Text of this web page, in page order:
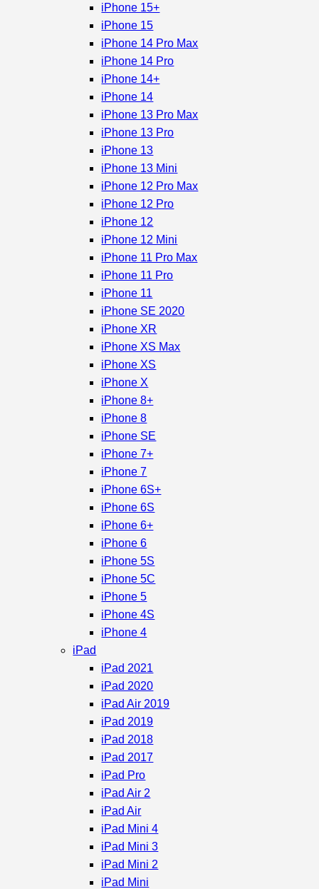
iPhone 15+
iPhone 15
iPhone 14 Pro Max
iPhone 14 Pro
iPhone 14+
iPhone 14
iPhone 13 Pro Max
iPhone 13 Pro
iPhone 13
iPhone 13 Mini
iPhone 12 Pro Max
iPhone 12 Pro
iPhone 12
iPhone 12 Mini
iPhone 11 Pro Max
iPhone 11 Pro
iPhone 11
iPhone SE 2020
iPhone XR
iPhone XS Max
iPhone XS
iPhone X
iPhone 8+
iPhone 8
iPhone SE
iPhone 7+
iPhone 7
iPhone 6S+
iPhone 6S
iPhone 6+
iPhone 6
iPhone 5S
iPhone 5C
iPhone 5
iPhone 4S
iPhone 4
iPad
iPad 2021
iPad 2020
iPad Air 2019
iPad 2019
iPad 2018
iPad 2017
iPad Pro
iPad Air 2
iPad Air
iPad Mini 4
iPad Mini 3
iPad Mini 2
iPad Mini